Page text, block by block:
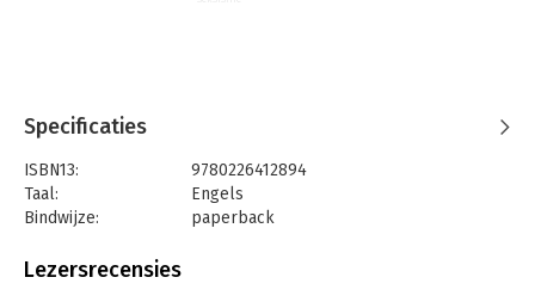
Specificaties
ISBN13:
9780226412894
Taal:
Engels
Bindwijze:
paperback
Uitgever:
Lezersrecensies